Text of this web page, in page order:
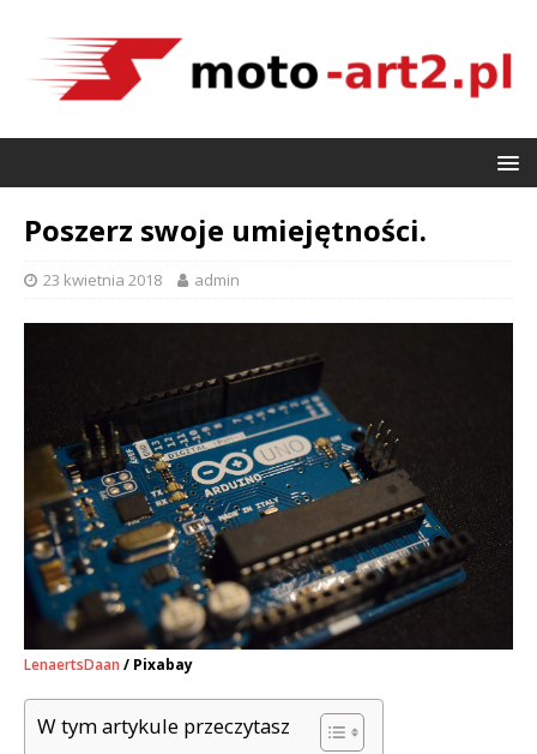
Poszerz swoje umiejętności.
23 kwietnia 2018 admin
LenaertsDaan / Pixabay
W tym artykule przeczytasz